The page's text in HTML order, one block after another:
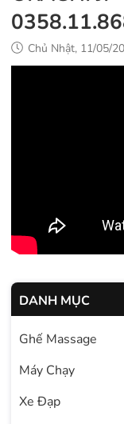
Chủ Nhật, 11/05/
DANH MỤC
Ghế Massage
Máy Chạy
Xe Đạp